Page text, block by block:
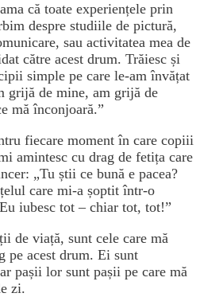
că toate experiențele prin
despre studiile de pictură,
sau activitatea mea de
către acest drum. Trăiesc și
simple pe care le-am învățat
grijă de mine, am grijă de
mă înconjoară.”
fiecare moment în care copiii
amintesc cu drag de fetița care
„Tu știi ce bună e pacea?
care mi-a șoptit într-o
iubesc tot – chiar tot, tot!”
de viață, sunt cele care mă
pe acest drum. Ei sunt
pașii lor sunt pașii pe care mă
zi.